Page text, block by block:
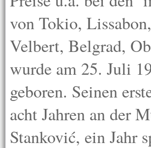
von Tokio,
Velbert, Belgrad,
wurde am 25. Juli
geboren. Seinen
acht Jahren an der
Stanković, ein Jahr